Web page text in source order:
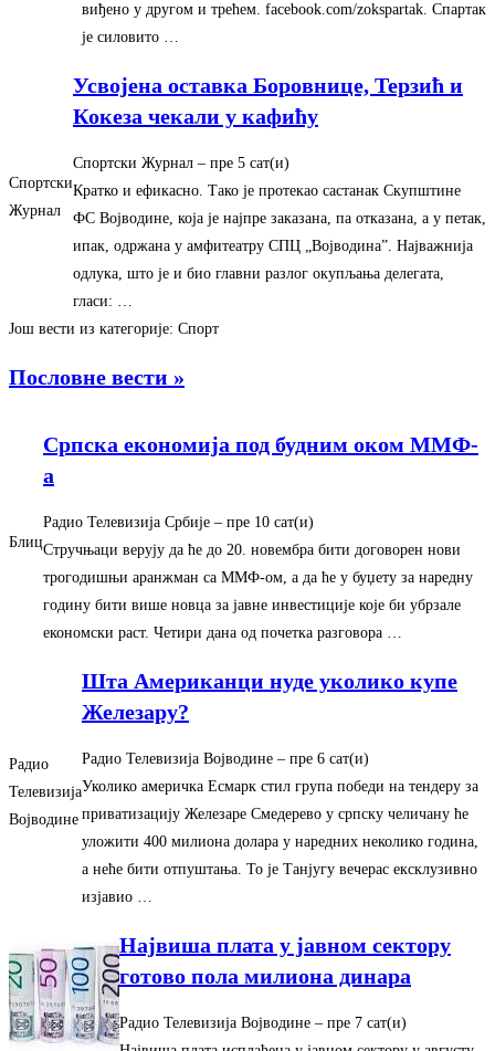
виђено у другом и трећем. facebook.com/zokspartak. Спартак
је силовито …
Спортски
Журнал
Усвојена оставка Боровнице, Терзић и
Кокеза чекали у кафићу
Спортски Журнал – ‎пре 5 сат(и)‎
Кратко и ефикасно. Тако је протекао састанак Скупштине
ФС Војводине, која је најпре заказана, па отказана, а у петак,
ипак, одржана у амфитеатру СПЦ „Војводина”. Најважнија
одлука, што је и био главни разлог окупљања делегата,
гласи: …
Још вести из категорије: Спорт
Пословне вести »
Блиц
Српска економија под будним оком ММФ-
а
Радио Телевизија Србије – ‎пре 10 сат(и)‎
Стручњаци верују да ће до 20. новембра бити договорен нови
трогодишњи аранжман са ММФ-ом, а да ће у буџету за наредну
годину бити више новца за јавне инвестиције које би убрзале
економски раст. Четири дана од почетка разговора …
Радио
Телевизија
Војводине
Шта Американци нуде уколико купе
Железару?
Радио Телевизија Војводине – ‎пре 6 сат(и)‎
Уколико америчка Есмарк стил група победи на тендеру за
приватизацију Железаре Смедерево у српску челичану ће
уложити 400 милиона долара у наредних неколико година,
а неће бити отпуштања. То је Танјугу вечерас ексклузивно
изјавио …
Највиша плата у јавном сектору
готово пола милиона динара
Радио Телевизија Војводине – ‎пре 7 сат(и)‎